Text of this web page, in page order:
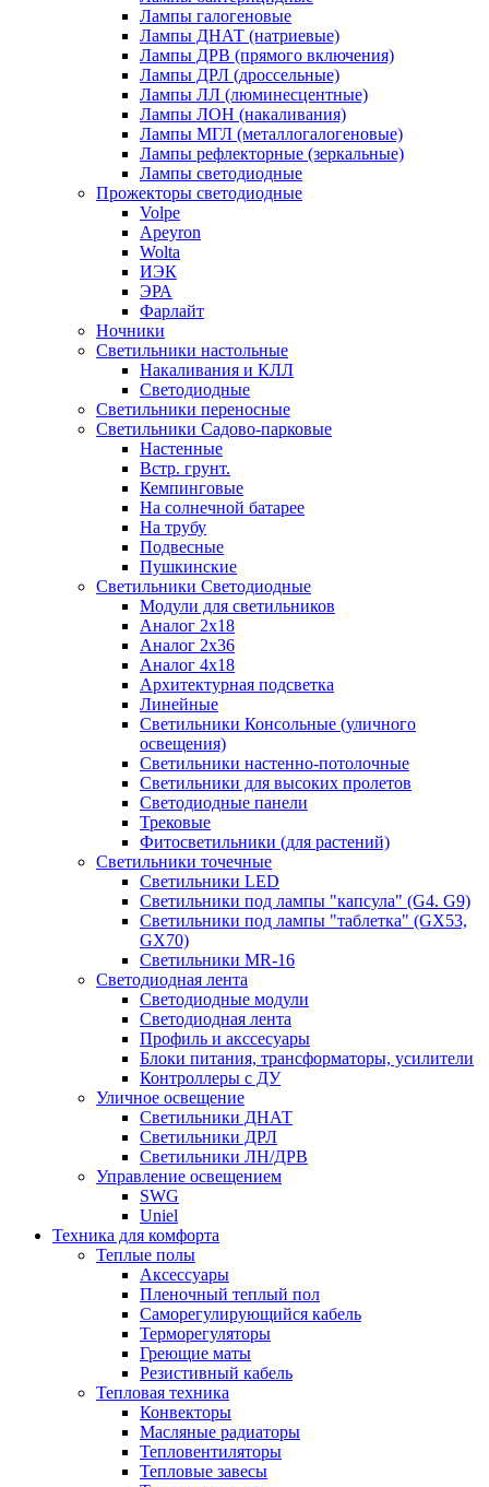
Лампы галогеновые
Лампы ДНАТ (натриевые)
Лампы ДРВ (прямого включения)
Лампы ДРЛ (дроссельные)
Лампы ЛЛ (люминесцентные)
Лампы ЛОН (накаливания)
Лампы МГЛ (металлогалогеновые)
Лампы рефлекторные (зеркальные)
Лампы светодиодные
Прожекторы светодиодные
Volpe
Apeyron
Wolta
ИЭК
ЭРА
Фарлайт
Ночники
Светильники настольные
Накаливания и КЛЛ
Светодиодные
Светильники переносные
Светильники Садово-парковые
Настенные
Встр. грунт.
Кемпинговые
На солнечной батарее
На трубу
Подвесные
Пушкинские
Светильники Светодиодные
Модули для светильников
Аналог 2х18
Аналог 2х36
Аналог 4х18
Архитектурная подсветка
Линейные
Светильники Консольные (уличного
освещения)
Светильники настенно-потолочные
Светильники для высоких пролетов
Светодиодные панели
Трековые
Фитосветильники (для растений)
Светильники точечные
Светильники LED
Светильники под лампы "капсула" (G4. G9)
Светильники под лампы "таблетка" (GX53,
GX70)
Светильники MR-16
Светодиодная лента
Светодиодные модули
Светодиодная лента
Профиль и акссесуары
Блоки питания, трансформаторы, усилители
Контроллеры с ДУ
Уличное освещение
Светильники ДНАТ
Светильники ДРЛ
Светильники ЛН/ДРВ
Управление освещением
SWG
Uniel
Техника для комфорта
Теплые полы
Аксессуары
Пленочный теплый пол
Саморегулирующийся кабель
Терморегуляторы
Греющие маты
Резистивный кабель
Тепловая техника
Конвекторы
Масляные радиаторы
Тепловентиляторы
Тепловые завесы